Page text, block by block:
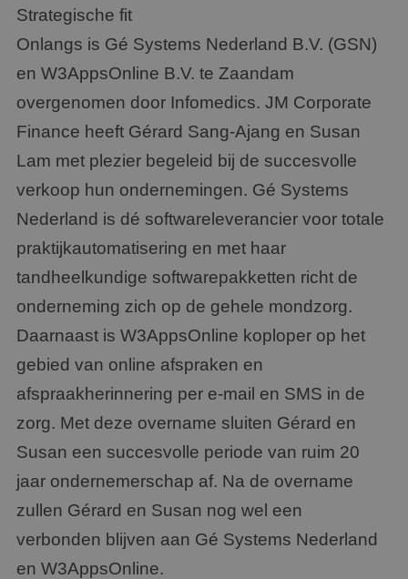
Strategische fit
Onlangs is Gé Systems Nederland B.V. (GSN)
en W3AppsOnline B.V. te Zaandam
overgenomen door Infomedics. JM Corporate
Finance heeft Gérard Sang-Ajang en Susan
Lam met plezier begeleid bij de succesvolle
verkoop hun ondernemingen. Gé Systems
Nederland is dé softwareleverancier voor totale
praktijkautomatisering en met haar
tandheelkundige softwarepakketten richt de
onderneming zich op de gehele mondzorg.
Daarnaast is W3AppsOnline koploper op het
gebied van online afspraken en
afspraakherinnering per e-mail en SMS in de
zorg. Met deze overname sluiten Gérard en
Susan een succesvolle periode van ruim 20
jaar ondernemerschap af. Na de overname
zullen Gérard en Susan nog wel een
verbonden blijven aan Gé Systems Nederland
en W3AppsOnline.